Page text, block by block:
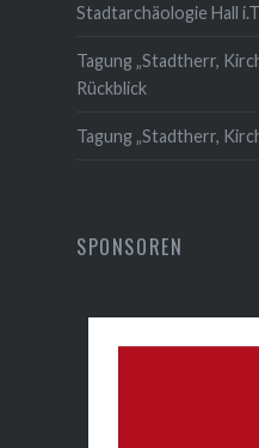
Stadtarchäologie Hall
Tagung „Stadtherr,
Rückblick
Tagung „Stadtherr,
SPONSOREN